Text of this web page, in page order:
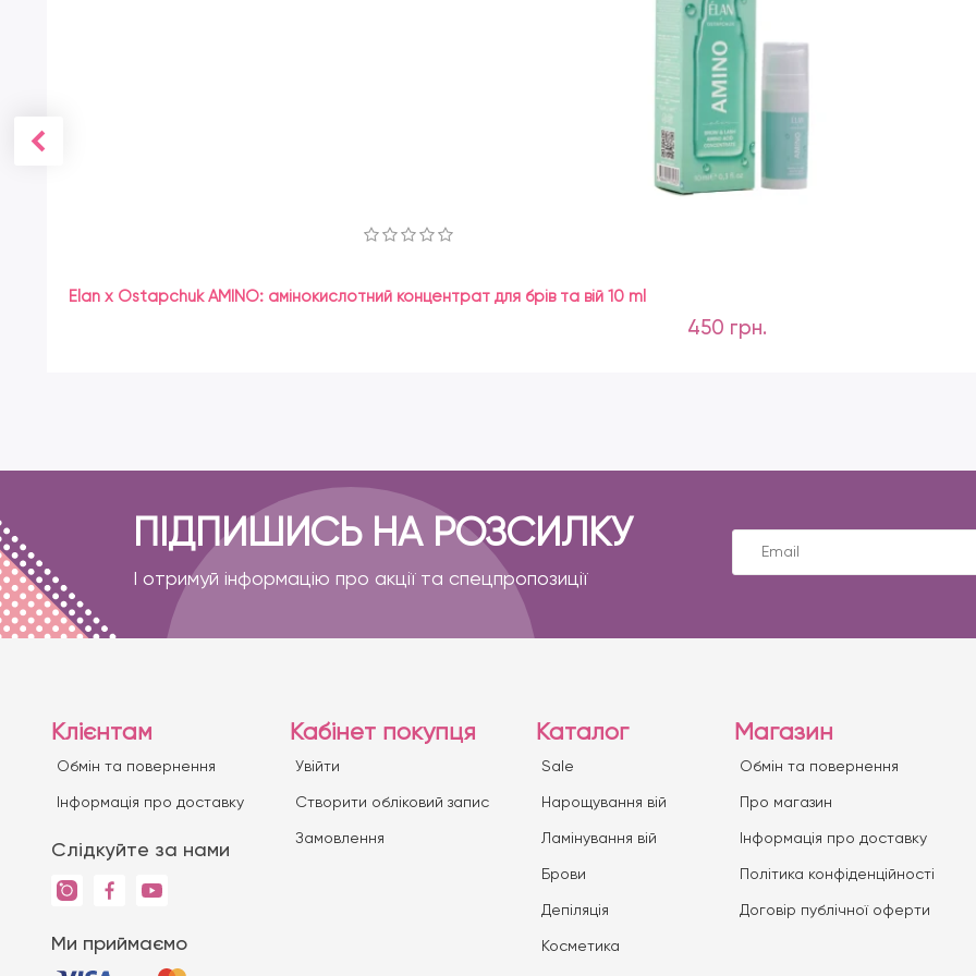
Elan x Ostapchuk AMINO: амінокислотний концентрат для брів та вій 10 ml
450 грн.
ПІДПИШИСЬ НА РОЗСИЛКУ
І отримуй інформацію про акції та спецпропозиції
Клієнтам
Обмін та повернення
Iнформація про доставку
Слідкуйте за нами
Ми приймаємо
Кабінет покупця
Увійти
Створити обліковий запис
Замовлення
Каталог
Sale
Нарощування вій
Ламінування вій
Брови
Депіляція
Косметика
Магазин
Обмін та повернення
Про магазин
Iнформація про доставку
Політика конфіденційності
Договір публічної оферти